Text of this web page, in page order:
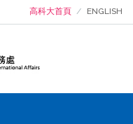
高科大首頁 ENGLISH